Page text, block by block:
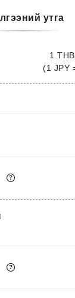
утга
1
(1 JPY